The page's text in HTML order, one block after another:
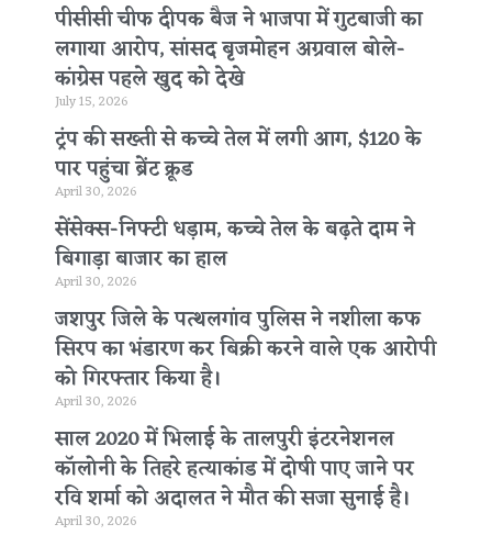
पीसीसी चीफ दीपक बैज ने भाजपा में गुटबाजी का
लगाया आरोप, सांसद बृजमोहन अग्रवाल बोले-
कांग्रेस पहले खुद को देखे
July 15, 2026
ट्रंप की सख्ती से कच्चे तेल में लगी आग, $120 के
पार पहुंचा ब्रेंट क्रूड
April 30, 2026
सेंसेक्स-निफ्टी धड़ाम, कच्चे तेल के बढ़ते दाम ने
बिगाड़ा बाजार का हाल
April 30, 2026
जशपुर जिले के पत्थलगांव पुलिस ने नशीला कफ
सिरप का भंडारण कर बिक्री करने वाले एक आरोपी
को गिरफ्तार किया है।
April 30, 2026
साल 2020 में भिलाई के तालपुरी इंटरनेशनल
कॉलोनी के तिहरे हत्याकांड में दोषी पाए जाने पर
रवि शर्मा को अदालत ने मौत की सजा सुनाई है।
April 30, 2026